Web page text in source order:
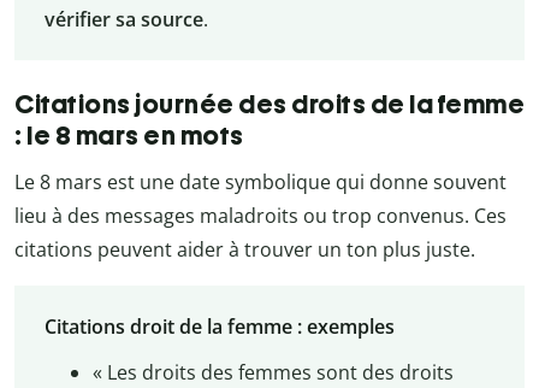
vérifier sa source.
Citations journée des droits de la femme
: le 8 mars en mots
Le 8 mars est une date symbolique qui donne souvent
lieu à des messages maladroits ou trop convenus. Ces
citations peuvent aider à trouver un ton plus juste.
Citations droit de la femme : exemples
« Les droits des femmes sont des droits